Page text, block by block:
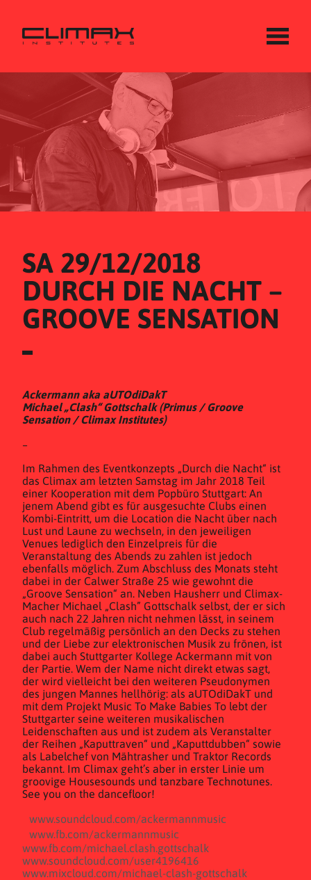
SA 29/12/2018
DURCH DIE NACHT –
GROOVE SENSATION
Ackermann aka aUTOdiDakT
Michael „Clash“ Gottschalk (Primus / Groove
Sensation / Climax Institutes)
–
Im Rahmen des Eventkonzepts „Durch die Nacht“ ist
das Climax am letzten Samstag im Jahr 2018 Teil
einer Kooperation mit dem Popbüro Stuttgart: An
jenem Abend gibt es für ausgesuchte Clubs einen
Kombi-Eintritt, um die Location die Nacht über nach
Lust und Laune zu wechseln, in den jeweiligen
Venues lediglich den Einzelpreis für die
Veranstaltung des Abends zu zahlen ist jedoch
ebenfalls möglich. Zum Abschluss des Monats steht
dabei in der Calwer Straße 25 wie gewohnt die
„Groove Sensation“ an. Neben Hausherr und Climax-
Macher Michael „Clash” Gottschalk selbst, der er sich
auch nach 22 Jahren nicht nehmen lässt, in seinem
Club regelmäßig persönlich an den Decks zu stehen
und der Liebe zur elektronischen Musik zu frönen, ist
dabei auch Stuttgarter Kollege Ackermann mit von
der Partie. Wem der Name nicht direkt etwas sagt,
der wird vielleicht bei den weiteren Pseudonymen
des jungen Mannes hellhörig: als aUTOdiDakT und
mit dem Projekt Music To Make Babies To lebt der
Stuttgarter seine weiteren musikalischen
Leidenschaften aus und ist zudem als Veranstalter
der Reihen „Kaputtraven“ und „Kaputtdubben“ sowie
als Labelchef von Mähtrasher und Traktor Records
bekannt. Im Climax geht’s aber in erster Linie um
groovige Housesounds und tanzbare Technotunes.
See you on the dancefloor!
www.soundcloud.com/ackermannmusic
www.fb.com/ackermannmusic
www.fb.com/michael.clash.gottschalk
www.soundcloud.com/user4196416
www.mixcloud.com/michael-clash-gottschalk